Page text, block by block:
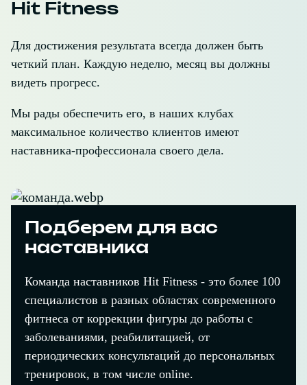
Подберем для вас
наставника
Команда наставников Hit Fitness - это более 100
специалистов в разных областях современного
фитнеса от коррекции фигуры до работы с
заболеваниями, реабилитацией, от
периодических консультаций до персональных
тренировок, в том числе online.
Hit Fitness
Для достижения результата всегда должен быть
четкий план. Каждую неделю, месяц вы должны
видеть прогресс.
Мы рады обеспечить его, в наших клубах
максимальное количество клиентов имеют
наставника-профессионала своего дела.